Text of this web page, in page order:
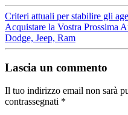
Criteri attuali per stabilire gli
Acquistare la Vostra Prossima
Dodge, Jeep, Ram
Lascia un commento
Il tuo indirizzo email non sarà
contrassegnati *